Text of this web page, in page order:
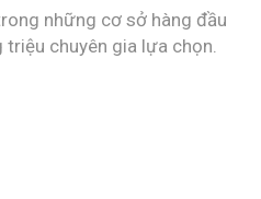
những cơ sở hàng đầu
chuyên gia lựa chọn.